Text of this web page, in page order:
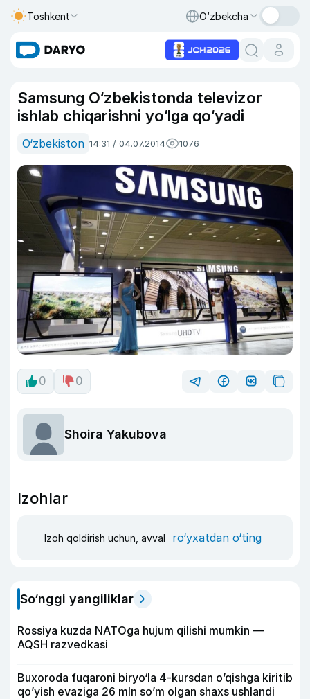
Toshkent O‘zbekcha
Samsung O‘zbekistonda televizor
ishlab chiqarishni yo‘lga qo‘yadi
O‘zbekiston 14:31 / 04.07.2014 1076
0 0
Shoira Yakubova
Izohlar
Izoh qoldirish uchun, avval ro‘yxatdan o‘ting
So‘nggi yangiliklar
Rossiya kuzda NATOga hujum qilishi mumkin —
AQSH razvedkasi
Buxoroda fuqaroni biryo‘la 4-kursdan o’qishga kiritib
qo’yish evaziga 26 mln so’m olgan shaxs ushlandi